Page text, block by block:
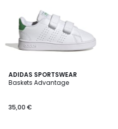
ADIDAS SPORTSWEAR
Baskets Advantage
35,00 €
4,8
/ 5
2
Couleurs